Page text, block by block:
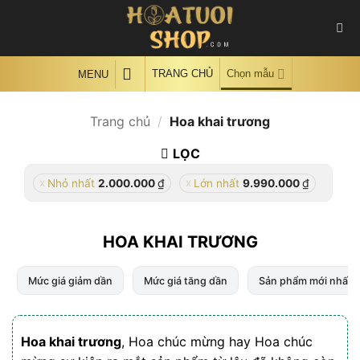
MENU TRANG CHỦ Chọn mẫu
Trang chủ / Hoa khai trương
LỌC
Nhỏ nhất 2.000.000₫ Lớn nhất 9.990.000₫
HOA KHAI TRƯƠNG
Mức giá giảm dần Mức giá tăng dần Sản phẩm mới nhất
Hoa khai trương, Hoa chúc mừng hay Hoa chúc